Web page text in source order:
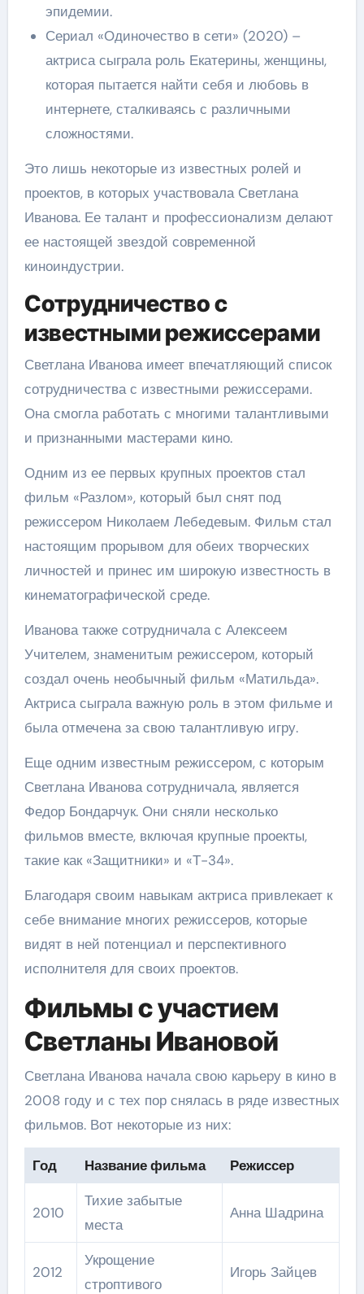
эпидемии.
Сериал «Одиночество в сети» (2020) –
актриса сыграла роль Екатерины, женщины,
которая пытается найти себя и любовь в
интернете, сталкиваясь с различными
сложностями.
Это лишь некоторые из известных ролей и
проектов, в которых участвовала Светлана
Иванова. Ее талант и профессионализм делают
ее настоящей звездой современной
киноиндустрии.
Сотрудничество с
известными режиссерами
Светлана Иванова имеет впечатляющий список
сотрудничества с известными режиссерами.
Она смогла работать с многими талантливыми
и признанными мастерами кино.
Одним из ее первых крупных проектов стал
фильм «Разлом», который был снят под
режиссером Николаем Лебедевым. Фильм стал
настоящим прорывом для обеих творческих
личностей и принес им широкую известность в
кинематографической среде.
Иванова также сотрудничала с Алексеем
Учителем, знаменитым режиссером, который
создал очень необычный фильм «Матильда».
Актриса сыграла важную роль в этом фильме и
была отмечена за свою талантливую игру.
Еще одним известным режиссером, с которым
Светлана Иванова сотрудничала, является
Федор Бондарчук. Они сняли несколько
фильмов вместе, включая крупные проекты,
такие как «Защитники» и «Т-34».
Благодаря своим навыкам актриса привлекает к
себе внимание многих режиссеров, которые
видят в ней потенциал и перспективного
исполнителя для своих проектов.
Фильмы с участием
Светланы Ивановой
Светлана Иванова начала свою карьеру в кино в
2008 году и с тех пор снялась в ряде известных
фильмов. Вот некоторые из них:
Год Название фильма Режиссер
2010
Тихие забытые
места
Анна Шадрина
2012
Укрощение
строптивого
Игорь Зайцев